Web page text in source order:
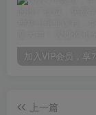
上一篇